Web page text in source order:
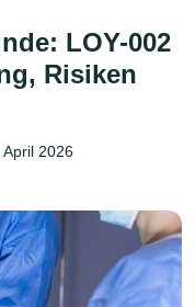
LOY-002
Risiken
April 2026